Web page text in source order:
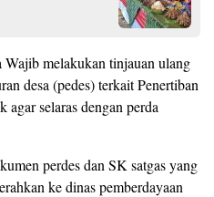
Wajib melakukan tinjauan ulang
desa (pedes) terkait Penertiban
agar selaras dengan perda
perdes dan SK satgas yang
ke dinas pemberdayaan